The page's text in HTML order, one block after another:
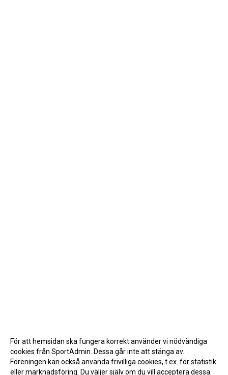
För att hemsidan ska fungera korrekt använder vi nödvändiga
cookies från SportAdmin. Dessa går inte att stänga av.
Föreningen kan också använda frivilliga cookies, t.ex. för statistik
eller marknadsföring. Du väljer själv om du vill acceptera dessa.